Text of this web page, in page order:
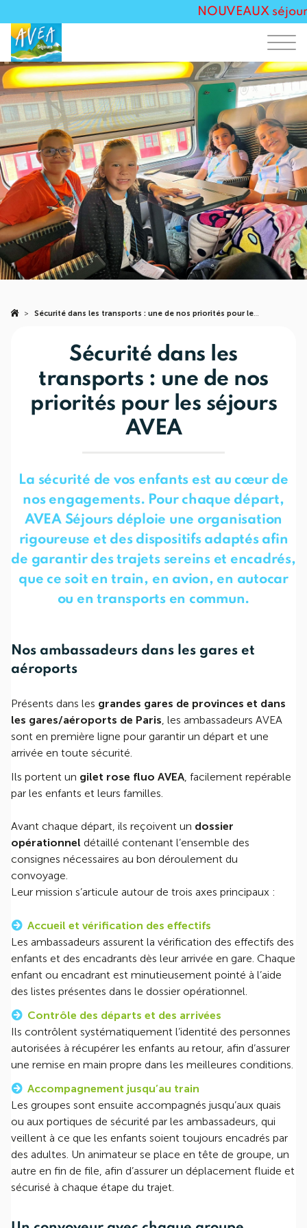
NOUVEAUX
> Sécurité dans les transports : une de nos priorités pour les séjours AVEA
Sécurité dans les
transports : une de nos
priorités pour les séjours
AVEA
La sécurité de vos enfants est au cœur de
nos engagements. Pour chaque départ,
AVEA Séjours déploie une organisation
rigoureuse et des dispositifs adaptés afin
de garantir des trajets sereins et encadrés,
que ce soit en train, en avion, en autocar
ou en transports en commun.
Nos ambassadeurs dans les gares et
aéroports
Présents dans les grandes gares de provinces et dans
les gares/aéroports de Paris, les ambassadeurs AVEA
sont en première ligne pour garantir un départ et une
arrivée en toute sécurité.
Ils portent un gilet rose fluo AVEA, facilement repérable
par les enfants et leurs familles.
Avant chaque départ, ils reçoivent un dossier
opérationnel détaillé contenant l’ensemble des
consignes nécessaires au bon déroulement du
convoyage.
Leur mission s’articule autour de trois axes principaux :
Accueil et vérification des effectifs
Les ambassadeurs assurent la vérification des effectifs des
enfants et des encadrants dès leur arrivée en gare. Chaque
enfant ou encadrant est minutieusement pointé à l’aide
des listes présentes dans le dossier opérationnel.
Contrôle des départs et des arrivées
Ils contrôlent systématiquement l’identité des personnes
autorisées à récupérer les enfants au retour, afin d’assurer
une remise en main propre dans les meilleures conditions.
Accompagnement jusqu’au train
Les groupes sont ensuite accompagnés jusqu’aux quais
ou aux portiques de sécurité par les ambassadeurs, qui
veillent à ce que les enfants soient toujours encadrés par
des adultes. Un animateur se place en tête de groupe, un
autre en fin de file, afin d’assurer un déplacement fluide et
sécurisé à chaque étape du trajet.